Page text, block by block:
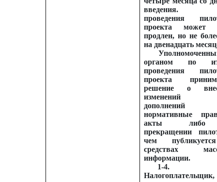
введения.
проведения
проекта может
продлен, но не
на двенадцать
органом по
проведения
проекта
решение о
изменений
нормативные
акты
прекращении
чем
средствах
информации.
1-4.